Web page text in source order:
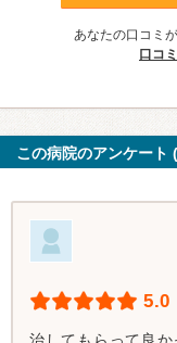
あなたの口コミ
口コ
この病院のアンケート
5.0